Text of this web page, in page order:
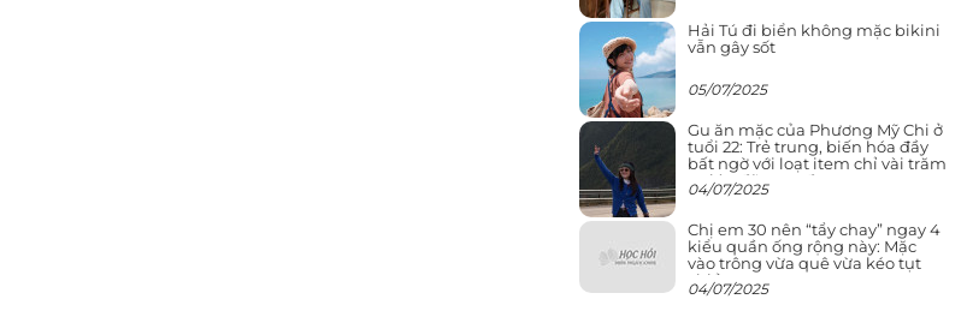
Hải Tú đi biển không mặc bikini
vẫn gây sốt
05/07/2025
Gu ăn mặc của Phương Mỹ Chi ở
tuổi 22: Trẻ trung, biến hóa đầy
bất ngờ với loạt item chỉ vài trăm
nghìn đã mua được
04/07/2025
Chị em 30 nên “tẩy chay” ngay 4
kiểu quần ống rộng này: Mặc
vào trông vừa quê vừa kéo tụt
chiều cao
04/07/2025